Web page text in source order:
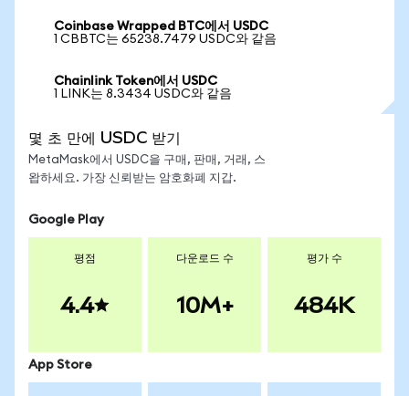
Coinbase Wrapped BTC에서 USDC
1 CBBTC는 65238.7479 USDC와 같음
Chainlink Token에서 USDC
1 LINK는 8.3434 USDC와 같음
몇 초 만에 USDC 받기
MetaMask에서 USDC을 구매, 판매, 거래, 스
왑하세요. 가장 신뢰받는 암호화폐 지갑.
Google Play
평점
4.4
다운로드 수
10M+
평가 수
484K
App Store